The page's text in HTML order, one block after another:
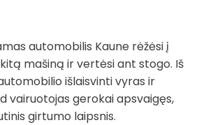
automobilis Kaune rėžėsi į
mašiną ir vertėsi ant stogo. Iš
išlaisvinti vyras ir
vairuotojas gerokai apsvaigęs,
girtumo laipsnis.